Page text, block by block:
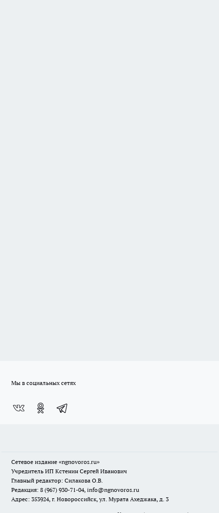
Мы в социальных сетях
Сетевое издание «ngnovoros.ru»
Учредитель ИП Кстенин Сергей Иванович
Главный редактор: Силакова О.В.
Редакция: 8 (967) 930-71-04, info@ngnovoros.ru
Адрес: 353924, г. Новороссийск, ул. Мурата Ахеджака, д. 3